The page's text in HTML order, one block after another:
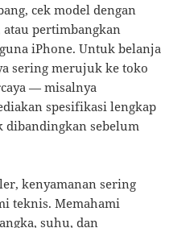
cek model dengan
pertimbangkan
iPhone. Untuk belanja
sering merujuk ke toko
— misalnya
spesifikasi lengkap
sebelum
kenyamanan sering
teknis. Memahami
suhu, dan